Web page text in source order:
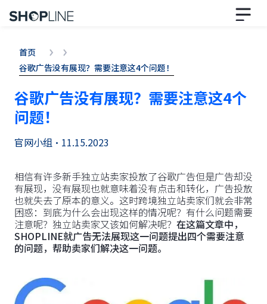
首页
谷歌广告没有展现？需要注意这4个问题！
谷歌广告没有展现？需要注意这4个
问题！
官网小组 • 11.15.2023
相信有许多新手独立站卖家投放了谷歌广告但是广告却没
有展现，没有展现也就意味着没有点击和转化，广告投放
也就失去了原本的意义。这时跨境独立站卖家们就会非常
困惑：到底为什么会出现这样的情况呢？有什么问题需要
注意呢？独立站卖家又该如何解决呢？ 在这篇文章中，
SHOPLINE就广告无法展现这一问题提出四个需要注意
的问题，帮助卖家们解决这一问题。